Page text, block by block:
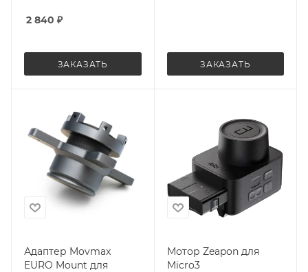
2 840 ₽
ЗАКАЗАТЬ ЗАКАЗАТЬ
Адаптер Movmax
EURO Mount для
Мотор Zeapon для
Micro3